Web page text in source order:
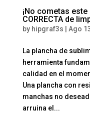
¡No cometas
CORRECTA de
by hipgraf3s Ago
La plancha de
herramienta
calidad en el
Una plancha con
manchas no
arruina el...